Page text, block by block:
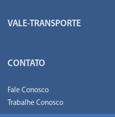
VALE-TRANSPORTE
CONTATO
Fale Conosco
Trabalhe Conosco